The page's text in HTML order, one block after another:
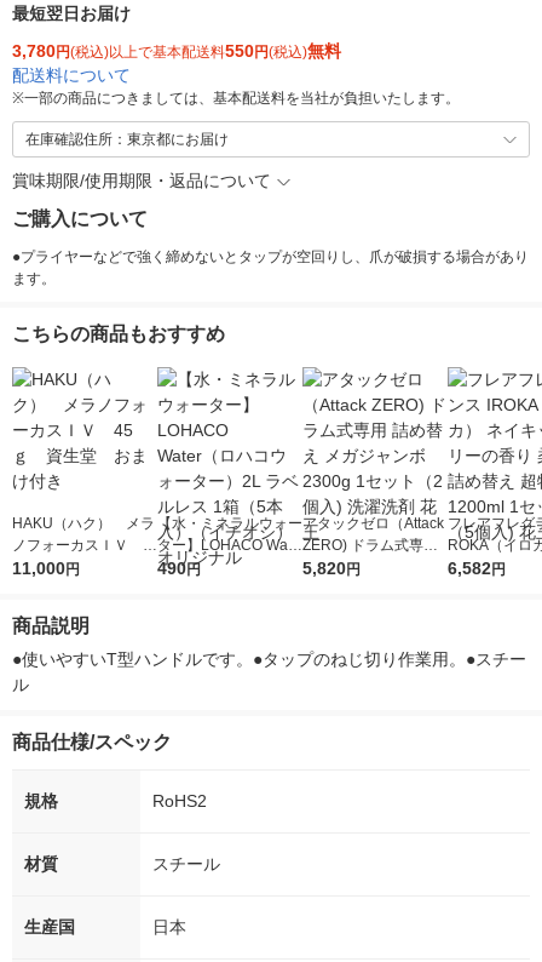
最短翌日お届け
3,780円(税込)以上で基本配送料550円(税込)無料
配送料について
※一部の商品につきましては、基本配送料を当社が負担いたします。
在庫確認住所：東京都にお届け
賞味期限/使用期限・返品について
ご購入について
●プライヤーなどで強く締めないとタップが空回りし、爪が破損する場合があり
ます。
こちらの商品もおすすめ
HAKU（ハク） メラ
ノフォーカスＩＶ 4
5ｇ 資生堂 おまけ
11,000円
【水・ミネラルウォー
ター】LOHACO Wate
r（ロハコウォータ
490円
アタックゼロ（Attack
ZERO) ドラム式専用
詰め替え メガジャン
5,820円
フレアフレグ
ROKA（イロ
イキッドリリ
6,582円
商品説明
●使いやすいT型ハンドルです。●タップのねじ切り作業用。●スチー
ル
商品仕様/スペック
規格 RoHS2
材質 スチール
生産国 日本